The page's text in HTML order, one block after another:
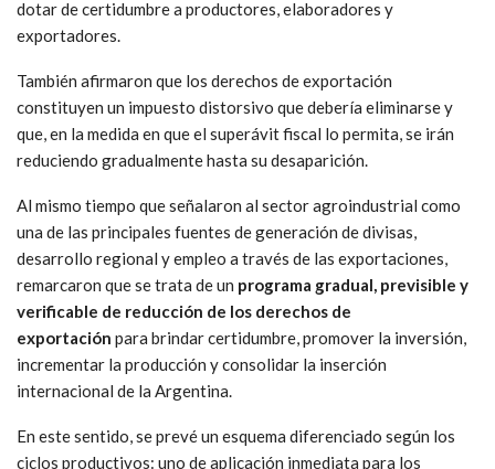
dotar de certidumbre a productores, elaboradores y
exportadores.
También afirmaron que los derechos de exportación
constituyen un impuesto distorsivo que debería eliminarse y
que, en la medida en que el superávit fiscal lo permita, se irán
reduciendo gradualmente hasta su desaparición.
Al mismo tiempo que señalaron al sector agroindustrial como
una de las principales fuentes de generación de divisas,
desarrollo regional y empleo a través de las exportaciones,
remarcaron que se trata de un programa gradual, previsible y
verificable de reducción de los derechos de
exportación para brindar certidumbre, promover la inversión,
incrementar la producción y consolidar la inserción
internacional de la Argentina.
En este sentido, se prevé un esquema diferenciado según los
ciclos productivos: uno de aplicación inmediata para los